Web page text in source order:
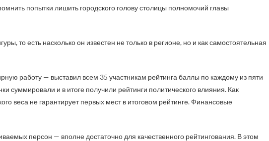
попытки лишить городского голову столицы полномочий главы
то есть насколько он известен не только в регионе, но и как самостоятельная
работу — выставил всем 35 участникам рейтинга баллы по каждому из пяти
суммировали и в итоге получили рейтинги политического влияния. Как
веса не гарантирует первых мест в итоговом рейтинге. Финансовые
персон — вполне достаточно для качественного рейтингования. В этом